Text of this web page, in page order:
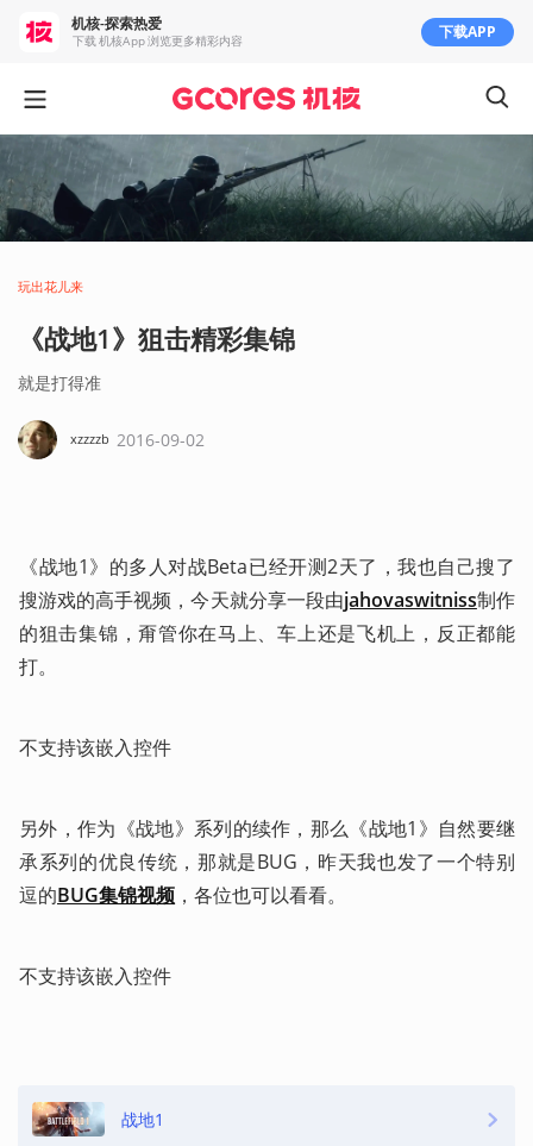
玩出花儿来
《战地1》狙击精彩集锦
就是打得准
xzzzzb 2016-09-02
《战地1》的多人对战Beta已经开测2天了，我也自己搜了
搜游戏的高手视频，今天就分享一段由jahovaswitniss制作
的狙击集锦，甭管你在马上、车上还是飞机上，反正都能
打。
不支持该嵌入控件
另外，作为《战地》系列的续作，那么《战地1》自然要继
承系列的优良传统，那就是BUG，昨天我也发了一个特别
逗的BUG集锦视频 ，各位也可以看看。
不支持该嵌入控件
战地1
机核-探索热爱
下载 机核App 浏览更多精彩内容 下载APP